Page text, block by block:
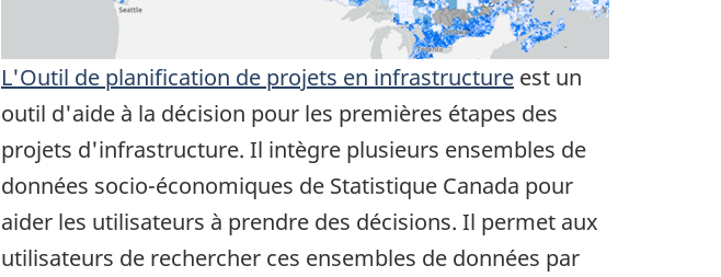
L'Outil de planification de projets en infrastructure est un
outil d'aide à la décision pour les premières étapes des
projets d'infrastructure. Il intègre plusieurs ensembles de
données socio-économiques de Statistique Canada pour
aider les utilisateurs à prendre des décisions. Il permet aux
utilisateurs de rechercher ces ensembles de données par